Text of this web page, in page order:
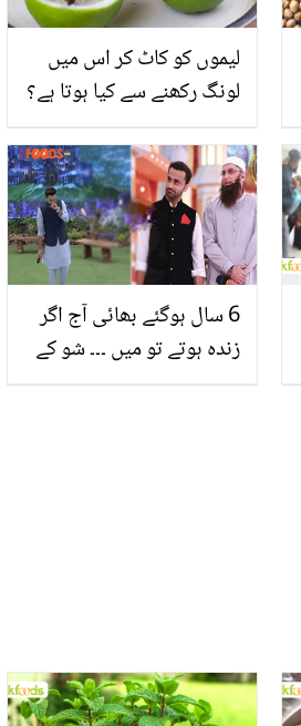
لیموں کو کاٹ کر اس میں
لونگ رکھنے سے کیا ہوتا ہے؟
استعمال کرنا شروع کر دیں
گے
6 سال ہوگئے بھائی آج اگر
زندہ ہوتے تو میں ۔۔۔ شو کے